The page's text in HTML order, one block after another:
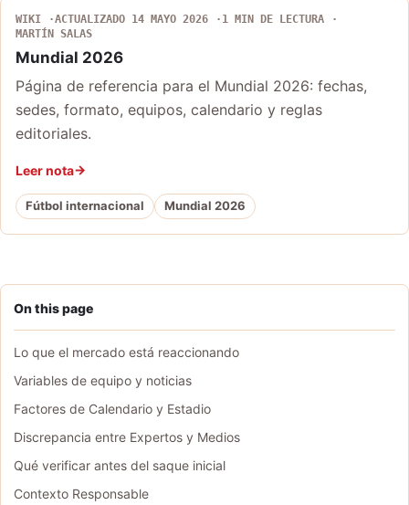
On this page
Lo que el mercado está reaccionando
Variables de equipo y noticias
Factores de Calendario y Estadio
Discrepancia entre Expertos y Medios
Qué verificar antes del saque inicial
Contexto Responsable
WIKI ACTUALIZADO 14 MAYO 2026
1 MIN DE LECTURA
MARTÍN SALAS
Mundial 2026
Página de referencia para el Mundial 2026: fechas,
sedes, formato, equipos, calendario y reglas
editoriales.
Leer nota
Fútbol internacional Mundial 2026